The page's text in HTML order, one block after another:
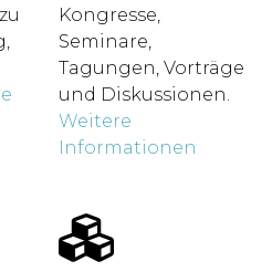
Kongresse,
Seminare,
Tagungen, Vorträge
und Diskussionen.
Weitere
Informationen